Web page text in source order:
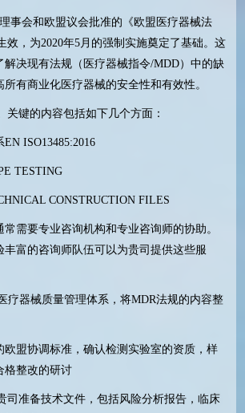
事会和欧盟议会批准的《欧盟医疗器械法
效，为2020年5月的强制实施奠定了基础。这
解决现有法规（医疗器械指令/MDD）中的缺
有商业化医疗器械的安全性和有效性。
关键的内容包括如下几个方面：
ISO13485:2016
TESTING
CONSTRUCTION FILES
需要专业咨询机构和专业咨询师的协助。
丰富的咨询师队伍可以为贵司提供这些服
疗器械质量管理体系，将MDR法规的内容整
欧盟协调标准，确认检测实验室的资质，样
格整改的研讨
司准备技术文件，包括风险分析报告，临床